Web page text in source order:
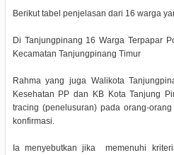
Berikut tabel penjelasan dari 16 warga
Di Tanjungpinang 16 Warga Terpapar
Kecamatan Tanjungpinang Timur
Rahma yang juga Walikota
Kesehatan PP dan KB Kota Tanjung
tracing (penelusuran) pada orang-
konfirmasi.
Ia menyebutkan jika memenuhi